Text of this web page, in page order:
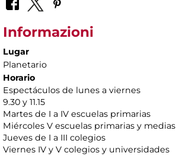
Informazioni
Lugar
Planetario
Horario
Espectáculos de lunes a viernes
9.30 y 11.15
Martes de I a IV escuelas primarias
Miércoles V escuelas primarias y medias
Jueves de I a III colegios
Viernes IV y V colegios y universidades